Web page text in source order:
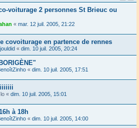
voiturage 2 personnes St Brieuc ou
« mar. 12 juil. 2005, 21:22
covoiturage en partence de rennes
« dim. 10 juil. 2005, 20:24
« dim. 10 juil. 2005, 17:51
« dim. 10 juil. 2005, 15:01
à 18h
« dim. 10 juil. 2005, 14:00